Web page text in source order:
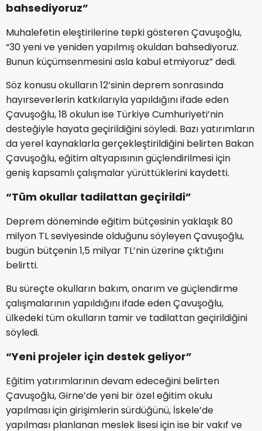
bahsediyoruz”
Muhalefetin eleştirilerine tepki gösteren Çavuşoğlu,
“30 yeni ve yeniden yapılmış okuldan bahsediyoruz.
Bunun küçümsenmesini asla kabul etmiyoruz” dedi.
Söz konusu okulların 12’sinin deprem sonrasında
hayırseverlerin katkılarıyla yapıldığını ifade eden
Çavuşoğlu, 18 okulun ise Türkiye Cumhuriyeti’nin
desteğiyle hayata geçirildiğini söyledi. Bazı yatırımların
da yerel kaynaklarla gerçekleştirildiğini belirten Bakan
Çavuşoğlu, eğitim altyapısının güçlendirilmesi için
geniş kapsamlı çalışmalar yürüttüklerini kaydetti.
“Tüm okullar tadilattan geçirildi”
Deprem döneminde eğitim bütçesinin yaklaşık 80
milyon TL seviyesinde olduğunu söyleyen Çavuşoğlu,
bugün bütçenin 1,5 milyar TL’nin üzerine çıktığını
belirtti.
Bu süreçte okulların bakım, onarım ve güçlendirme
çalışmalarının yapıldığını ifade eden Çavuşoğlu,
ülkedeki tüm okulların tamir ve tadilattan geçirildiğini
söyledi.
“Yeni projeler için destek geliyor”
Eğitim yatırımlarının devam edeceğini belirten
Çavuşoğlu, Girne’de yeni bir özel eğitim okulu
yapılması için girişimlerin sürdüğünü, İskele’de
yapılması planlanan meslek lisesi için ise bir vakıf ve